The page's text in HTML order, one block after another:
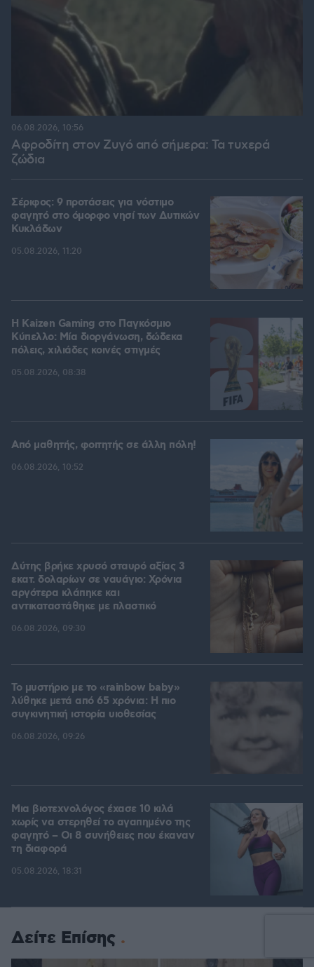
Αφροδίτη στον Ζυγό από σήμερα: Τα τυχερά
ζώδια
06.08.2026, 10:56
Σέριφος: 9 προτάσεις για νόστιμο
φαγητό στο όμορφο νησί των Δυτικών
Κυκλάδων
05.08.2026, 11:20
H Kaizen Gaming στο Παγκόσμιο
Kύπελλο: Μία διοργάνωση, δώδεκα
πόλεις, χιλιάδες κοινές στιγμές
05.08.2026, 08:38
Από μαθητής, φοιτητής σε άλλη πόλη!
06.08.2026, 10:52
Δύτης βρήκε χρυσό σταυρό αξίας 3
εκατ. δολαρίων σε ναυάγιο: Χρόνια
αργότερα κλάπηκε και
αντικαταστάθηκε με πλαστικό
06.08.2026, 09:30
Το μυστήριο με το «rainbow baby»
λύθηκε μετά από 65 χρόνια: Η πιο
συγκινητική ιστορία υιοθεσίας
06.08.2026, 09:26
Μια βιοτεχνολόγος έχασε 10 κιλά
χωρίς να στερηθεί το αγαπημένο της
φαγητό – Οι 8 συνήθειες που έκαναν
τη διαφορά
05.08.2026, 18:31
Δείτε Επίσης